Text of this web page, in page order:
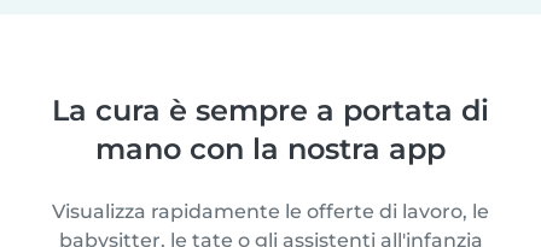
La cura è sempre a portata di
mano con la nostra app
Visualizza rapidamente le offerte di lavoro, le
babysitter, le tate o gli assistenti all'infanzia